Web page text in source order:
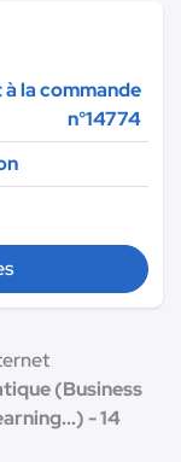
la commande
n°14774
(Business
- 14